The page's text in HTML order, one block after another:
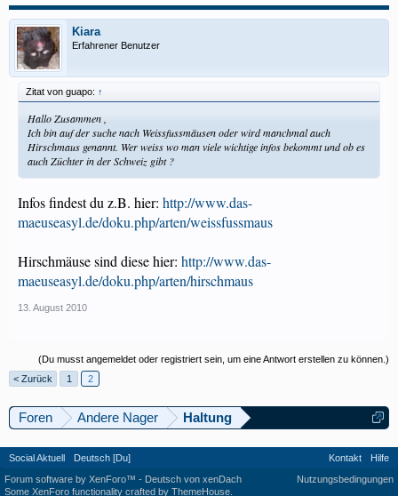
Kiara
Erfahrener Benutzer
Zitat von guapo: ↑
Hallo Zusammen ,
Ich bin auf der suche nach Weissfussmäusen oder wird manchmal auch
Hirschmaus genannt. Wer weiss wo man viele wichtige infos bekommt und ob es
auch Züchter in der Schweiz gibt ?
Infos findest du z.B. hier: http://www.das-
maeuseasyl.de/doku.php/arten/weissfussmaus
Hirschmäuse sind diese hier: http://www.das-
maeuseasyl.de/doku.php/arten/hirschmaus
13. August 2010
(Du musst angemeldet oder registriert sein, um eine Antwort erstellen zu können.)
< Zurück
1 2
Foren Andere Nager Haltung
Social Aktuell Deutsch [Du] Kontakt
Hilfe
Nutzungsbedingungen
Forum software by XenForo™ - Deutsch von xenDach
Some XenForo functionality crafted by ThemeHouse